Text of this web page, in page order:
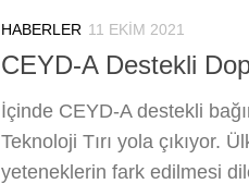
HABERLER 11 EKIM 2021
CEYD-A Destekli
İçinde CEYD-A destekli
Teknoloji Tırı yola çıkıyor.
yeteneklerin fark edilmesi